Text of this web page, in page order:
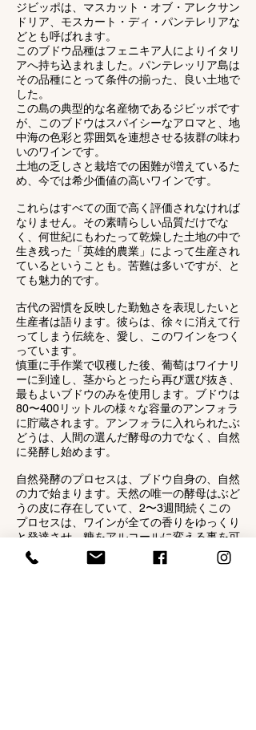
ジビッポは、マスカット・オブ・アレクサン
ドリア、モスカート・ディ・パンテレリアな
どとも呼ばれます。
このブドウ品種はフェニキア人によりイタリ
アへ持ち込まれました。パンテレッリア島は
その品種にとって条件の揃った、良い土地で
した。
この島の典型的な名産物であるジビッボです
が、このブドウはスパイシーなアロマと、地
中海の色彩と雰囲気を連想させる抜群の味わ
いのワインです。
土地の乏しさと栽培での困難が増えているた
め、今では希少価値の高いワインです。
これらはすべての面で高く評価されなければ
なりません。その素晴らしい品質だけでな
く、何世紀にもわたって乾燥した土地の中で
生き残った「英雄的農業」によって生産され
ているということも。苦難は多いですが、と
ても魅力的です。
古代の習慣を反映した勤勉さを表現したいと
生産者は語ります。彼らは、徐々に消えて行
ってしまう伝統を、愛し、このワインをつく
っています。
慎重に手作業で収穫した後、葡萄はワイナリ
ーに到達し、茎からとったら再び選び抜き、
最もよいブドウのみを使用します。ブドウは
80〜400リットルの様々な容量のアンフォラ
に貯蔵されます。アンフォラに入れられたぶ
どうは、人間の選んだ酵母の力でなく、自然
に発酵し始めます。
自然発酵のプロセスは、ブドウ自身の、自然
の力で始まります。天然の唯一の酵母はぶど
うの皮に存在していて、2〜3週間続くこの
プロセスは、ワインが全ての香りをゆっくり
と発達させ、糖をアルコールに変える事を可
能にしていきます。発酵が終了すると、アン
フォラは密封されます。無濾過でボトリング